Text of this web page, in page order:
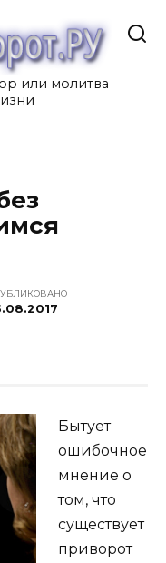
или молитва
Бытует
ошибочное
мнение о
том, что
существует
приворот